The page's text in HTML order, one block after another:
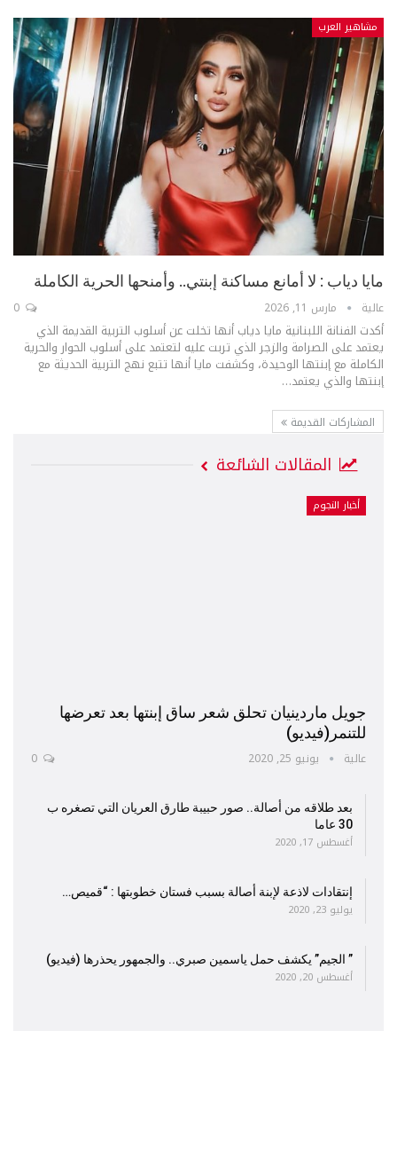
مشاهير العرب
مايا دياب : لا أمانع مساكنة إبنتي.. وأمنحها الحرية الكاملة
عالية مارس 11, 2026
أكدت الفنانة اللبنانية مايا دياب أنها تخلت عن أسلوب التربية القديمة الذي
يعتمد على الصرامة والزجر الذي تربت عليه لتعتمد على أسلوب الحوار والحرية
الكاملة مع إبنتها الوحيدة، وكشفت مايا أنها تتبع نهج التربية الحديثة مع
إبنتها والذي يعتمد…
المشاركات القديمة
المقالات الشائعة
أخبار النجوم
جويل ماردينيان تحلق شعر ساق إبنتها بعد تعرضها
للتنمر(فيديو)
عالية يونيو 25, 2020
بعد طلاقه من أصالة.. صور حبيبة طارق العريان التي تصغره ب
30 عاما
أغسطس 17, 2020
إنتقادات لاذعة لإبنة أصالة بسبب فستان خطوبتها : “قميص…
يوليو 23, 2020
” الجيم” يكشف حمل ياسمين صبري.. والجمهور يحذرها (فيديو)
أغسطس 20, 2020